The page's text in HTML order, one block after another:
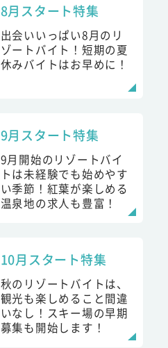
8月スタート特集
出会いいっぱい8月のリ
ゾートバイト！短期の夏
休みバイトはお早めに！
9月スタート特集
9月開始のリゾートバイ
トは未経験でも始めやす
い季節！紅葉が楽しめる
温泉地の求人も豊富！
10月スタート特集
秋のリゾートバイトは、
観光も楽しめること間違
いなし！スキー場の早期
募集も開始します！